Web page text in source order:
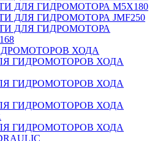
ДЛЯ ГИДРОМОТОРА M5X180
ДЛЯ ГИДРОМОТОРА JMF250
ДЛЯ ГИДРОМОТОРА
ХОДА
ГИДРОМОТОРОВ ХОДА
ГИДРОМОТОРОВ ХОДА
ГИДРОМОТОРОВ ХОДА
ГИДРОМОТОРОВ ХОДА